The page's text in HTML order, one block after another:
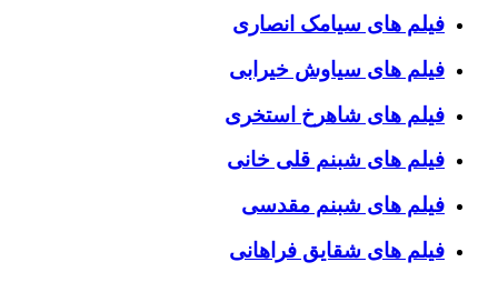
فیلم های سیامک انصاری
فیلم های سیاوش خیرابی
فیلم های شاهرخ استخری
فیلم های شبنم قلی خانی
فیلم های شبنم مقدسی
فیلم های شقایق فراهانی